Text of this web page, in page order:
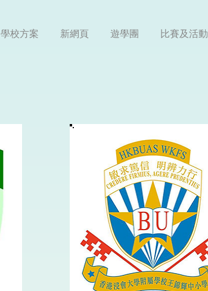
學校方案 新網頁 遊學團 比賽及活動